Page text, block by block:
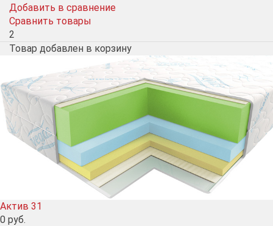
Добавить в сравнение
Сравнить товары
2
Товар добавлен в корзину
Актив 31
0 руб.